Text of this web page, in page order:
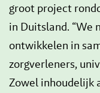
groot project
in Duitsland. “We
ontwikkelen in
zorgverleners,
Zowel inhoudelijk